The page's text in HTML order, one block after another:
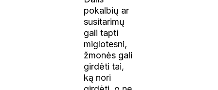
pokalbių ar
susitarimų
gali tapti
miglotesni,
žmonės gali
girdėti tai,
ką nori